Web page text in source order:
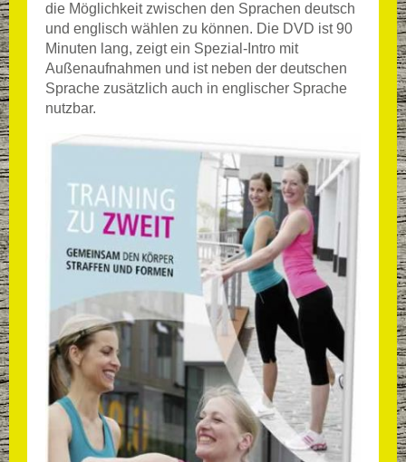
die Möglichkeit zwischen den Sprachen deutsch
und englisch wählen zu können. Die DVD ist 90
Minuten lang, zeigt ein Spezial-Intro mit
Außenaufnahmen und ist neben der deutschen
Sprache zusätzlich auch in englischer Sprache
nutzbar.